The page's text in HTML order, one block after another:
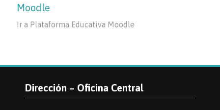
Moodle
Ir a Plataforma Educativa Moodle
Dirección – Oficina Central